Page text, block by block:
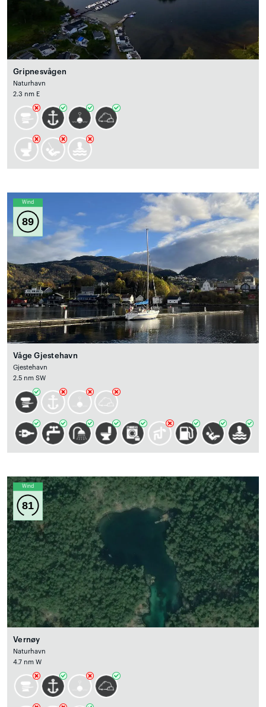
Gripnesvågen
Naturhavn
2.3 nm E
Wind
89
Våge Gjestehavn
Gjestehavn
2.5 nm SW
Wind
81
Vernøy
Naturhavn
4.7 nm W